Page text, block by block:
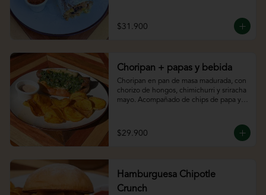
$31.900
Choripan + papas y bebida
Choripan en pan de masa madurada, con
chorizo de hongos, chimichurri y sriracha
mayo. Acompañado de chips de papa y
$29.900
Hamburguesa Chipotle
Crunch